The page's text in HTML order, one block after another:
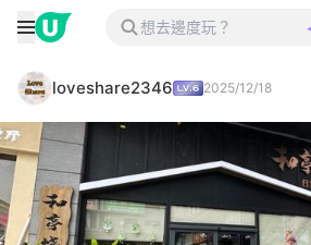
loveshare2346 2025/12/18